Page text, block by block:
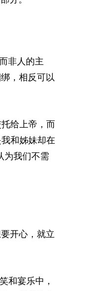
非人的主
，相反可以
给上帝，而
和姊妹却在
为我们不需
开心，就立
和宴乐中，